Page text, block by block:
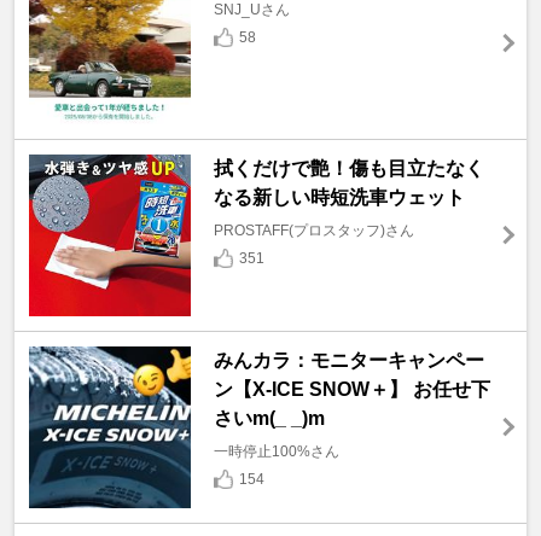
SNJ_Uさん
58
拭くだけで艶！傷も目立たなく
なる新しい時短洗車ウェット
PROSTAFF(プロスタッフ)さん
351
みんカラ：モニターキャンペー
ン【X-ICE SNOW＋】 お任せ下
さいm(_ _)m
一時停止100%さん
154